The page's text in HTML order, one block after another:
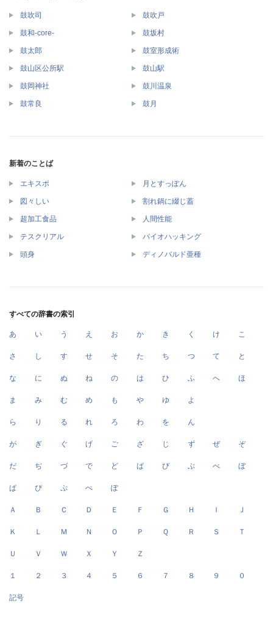
鼓吹司 鼓吹戸
鼓和-core- 鼓坂村
鼓太郎 鼓室形成術
鼓山区公所駅 鼓山駅
鼓岡神社 鼓川温泉
鼓常良 鼓月
新着のことば
エキスポ 月とすっぽん
図々しい 割れ鍋に綴じ蓋
超加工食品 人間性能
テスクリアル バイオハッキング
頭身 ディノバルド亜種
すべての辞書の索引
あ い う え お か き く け こ
さ し す せ そ た ち つ て と
な に ぬ ね の は ひ ふ へ ほ
ま み む め も や ゆ よ
ら り る れ ろ わ を ん
が ぎ ぐ げ ご ざ じ ず ぜ ぞ
だ ぢ づ で ど ば び ぶ べ ぼ
ぱ ぴ ぷ ぺ ぽ
Ａ Ｂ Ｃ Ｄ Ｅ Ｆ Ｇ Ｈ Ｉ Ｊ
Ｋ Ｌ Ｍ Ｎ Ｏ Ｐ Ｑ Ｒ Ｓ Ｔ
Ｕ Ｖ Ｗ Ｘ Ｙ Ｚ
１ ２ ３ ４ ５ ６ ７ ８ ９ ０
記号